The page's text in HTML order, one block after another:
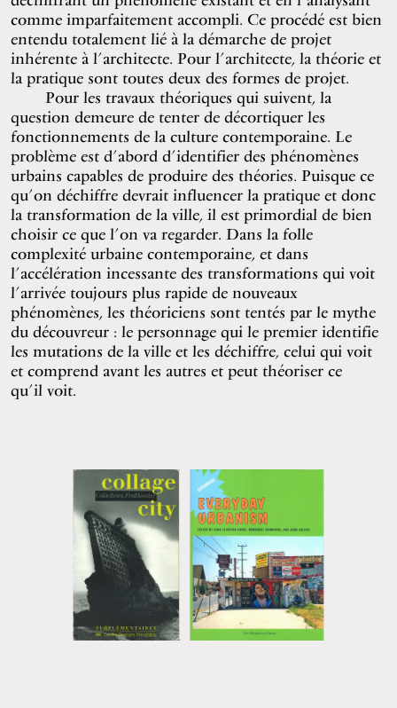
comme imparfaitement accompli. Ce procédé est bien
entendu totalement lié à la démarche de projet
inhérente à l’architecte. Pour l’architecte, la théorie et
la pratique sont toutes deux des formes de projet.
Pour les travaux théoriques qui suivent, la
question demeure de tenter de décortiquer les
fonctionnements de la culture contemporaine. Le
problème est d’abord d’identifier des phénomènes
urbains capables de produire des théories. Puisque ce
qu’on déchiffre devrait influencer la pratique et donc
la transformation de la ville, il est primordial de bien
choisir ce que l’on va regarder. Dans la folle
complexité urbaine contemporaine, et dans
l’accélération incessante des transformations qui voit
l’arrivée toujours plus rapide de nouveaux
phénomènes, les théoriciens sont tentés par le mythe
du découvreur : le personnage qui le premier identifie
les mutations de la ville et les déchiffre, celui qui voit
et comprend avant les autres et peut théoriser ce
qu’il voit.